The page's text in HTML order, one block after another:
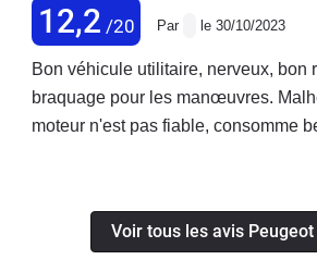
12,2 /20 Par le 30/10/2023
Bon véhicule utilitaire, nerveux, bon
braquage pour les manœuvres.
moteur n'est pas fiable, consomme
Voir tous les avis